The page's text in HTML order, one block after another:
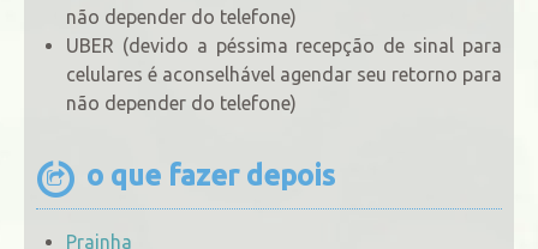
não depender do telefone)
UBER (devido a péssima recepção de sinal para
celulares é aconselhável agendar seu retorno para
não depender do telefone)
o que fazer depois
Prainha